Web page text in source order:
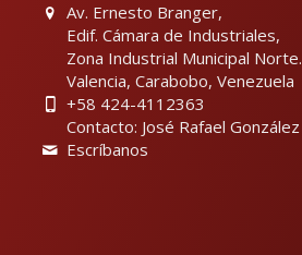
Av. Ernesto Branger,
Edif. Cámara de Industriales,
Zona Industrial Municipal Norte.
Valencia, Carabobo, Venezuela
+58 424-4112363
Contacto: José Rafael González
Escríbanos